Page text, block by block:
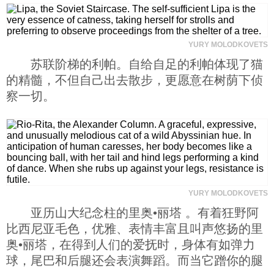
YURY MOLODKOVETS
苏联阶梯的利帕。自给自足的利帕体现了猫
的精髓，不但自己出去散步，更愿意在树荫下侦
察一切。
YURY MOLODKOVETS
亚历山大纪念柱的里奥•丽塔 。有着狂野阿
比西尼亚毛色，优雅、表情丰富且叫声悠扬的里
奥•丽塔，在得到人们的爱抚时，身体有如弹力
球，尾巴和后腿还会表演舞蹈。而当它蹭你的腿